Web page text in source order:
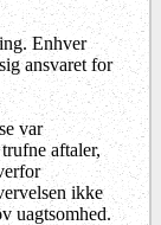
Enhver
ansvaret for
var
aftaler,
ikke
uagtsomhed.